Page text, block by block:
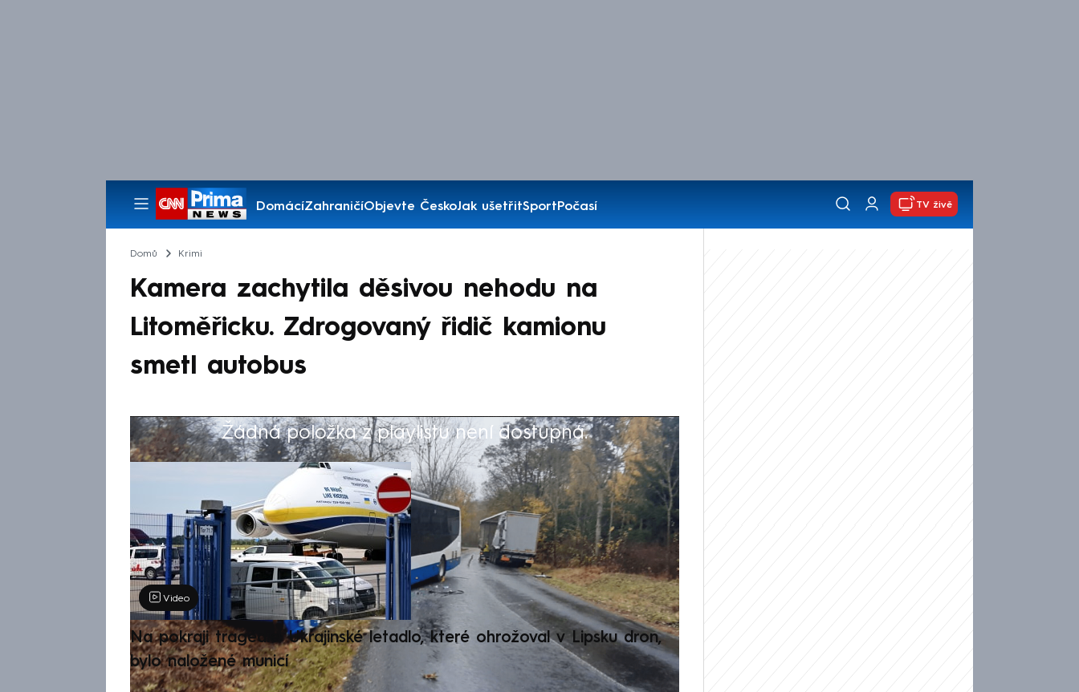
DomácíZahraničíObjevte ČeskoJak ušetřitSportPočasí
Pořady
TV živě
Domů Krimi
Kamera zachytila děsivou nehodu na
Litoměřicku. Zdrogovaný řidič kamionu
smetl autobus
Žádná položka z playlistu není dostupná.
Výběr redakce
Video
Na pokraji tragédie: Ukrajinské letadlo, které ohrožoval v Lipsku dron,
bylo naložené municí